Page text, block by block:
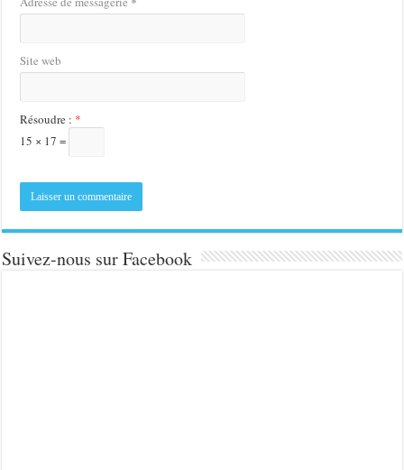
Site web
Résoudre : *
15 × 17 =
Suivez-nous sur Facebook